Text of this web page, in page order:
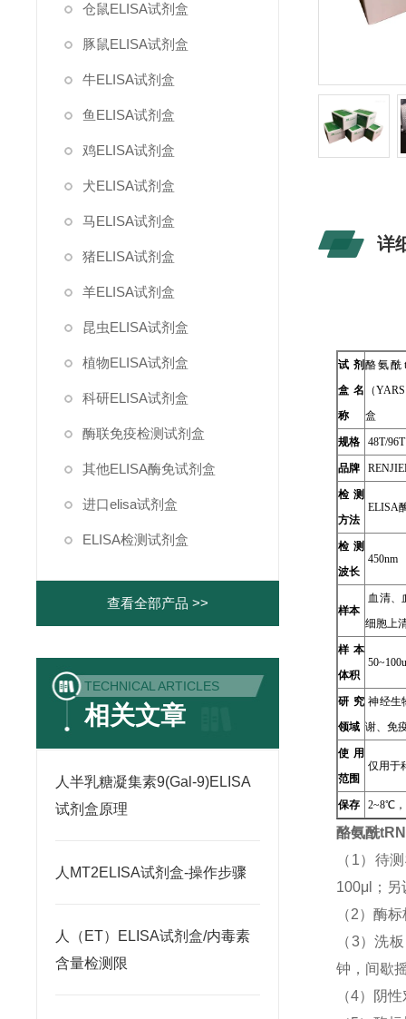
仓鼠ELISA试剂盒
豚鼠ELISA试剂盒
牛ELISA试剂盒
鱼ELISA试剂盒
鸡ELISA试剂盒
犬ELISA试剂盒
马ELISA试剂盒
猪ELISA试剂盒
羊ELISA试剂盒
昆虫ELISA试剂盒
植物ELISA试剂盒
科研ELISA试剂盒
酶联免疫检测试剂盒
其他ELISA酶免试剂盒
进口elisa试剂盒
ELISA检测试剂盒
查看全部产品 >>
TECHNICAL ARTICLES
相关文章
人半乳糖凝集素9(Gal-9)ELISA
试剂盒原理
人MT2ELISA试剂盒-操作步骤
人（ET）ELISA试剂盒/内毒素
含量检测限
详
试剂
盒名
称
酪氨酰
（
盒
规格 48T/96T
品牌
检测
方法
ELISA
检测
波长
450nm
样本
血清、
细胞上
样本
体积
研究
领域
神经生
谢、免
使用
范围
仅用于
保存 2~8℃
酪氨酰
（1）待
100μl；
（2）酶
（3）洗
钟，间歇
（4）阴